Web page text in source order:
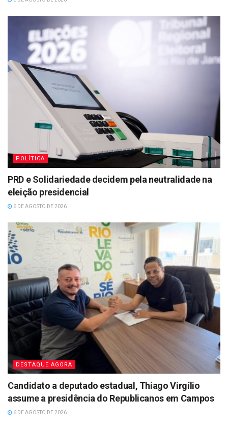
POLÍTICA
PRD e Solidariedade decidem pela neutralidade na
eleição presidencial
6 DE AGOSTO DE 2026
DESTAQUE AGORA
Candidato a deputado estadual, Thiago Virgílio
assume a presidência do Republicanos em Campos
6 DE AGOSTO DE 2026